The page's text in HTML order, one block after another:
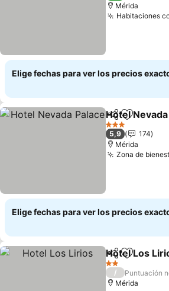
Mérida
Habitaciones
Elige fechas para ver los precios
Compartir
Agregar
Hotel
3 Estrellas
5,9
174
Mérida
Zona de
Elige fechas para ver los precios
Compartir
Agregar
Hotel Los
2 Estrellas
/
Puntuación
Mérida